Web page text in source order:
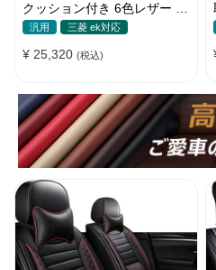
クッション付き 6色レザー 防
水防汚 耐久性 軽/普自動車
汎用 三菱 ek対応
¥ 25,320 (税込)